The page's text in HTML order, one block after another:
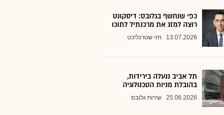
כפי שנחשף בגלובס: דיסקונט
רוצה למזג את מרכנתיל לתוכו
13.07.2026 חזי שטרנליכט
תל אביב ננעלה בירידות,
בהובלת מניות הטכנולוגיה
25.06.2026 שירות גלובס